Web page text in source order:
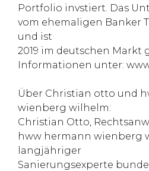
Portfolio invstiert. Das
vom ehemaligen Banker
und ist
2019 im deutschen Markt
Informationen unter:
Über Christian otto und
wienberg wilhelm:
Christian Otto,
hww hermann wienberg
langjähriger
Sanierungsexperte